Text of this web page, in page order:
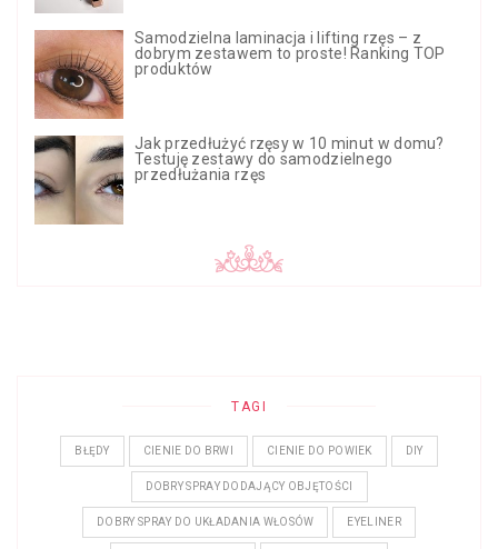
Samodzielna laminacja i lifting rzęs – z
dobrym zestawem to proste! Ranking TOP
produktów
Jak przedłużyć rzęsy w 10 minut w domu?
Testuję zestawy do samodzielnego
przedłużania rzęs
TAGI
BŁĘDY CIENIE DO BRWI CIENIE DO POWIEK DIY
DOBRY SPRAY DODAJĄCY OBJĘTOŚCI
DOBRY SPRAY DO UKŁADANIA WŁOSÓW EYELINER